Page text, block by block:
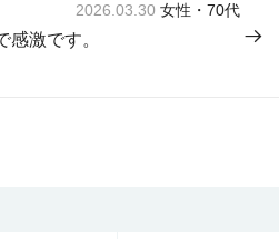
2026.03.30 女性・70代
激です。